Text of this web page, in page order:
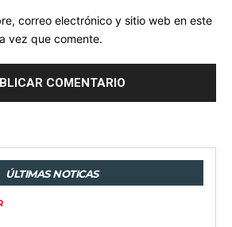
correo electrónico y sitio web en este
vez que comente.
ÚLTIMAS NOTICAS